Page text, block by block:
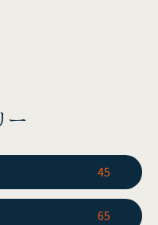
ー
45
65